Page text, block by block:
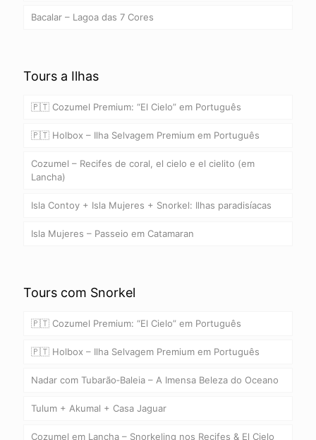
Bacalar – Lagoa das 7 Cores
Tours a Ilhas
🇵🇹 Cozumel Premium: “El Cielo” em Português
🇵🇹 Holbox – Ilha Selvagem Premium em Português
Cozumel – Recifes de coral, el cielo e el cielito (em
Lancha)
Isla Contoy + Isla Mujeres + Snorkel: Ilhas paradisíacas
Isla Mujeres – Passeio em Catamaran
Tours com Snorkel
🇵🇹 Cozumel Premium: “El Cielo” em Português
🇵🇹 Holbox – Ilha Selvagem Premium em Português
Nadar com Tubarão‑Baleia – A Imensa Beleza do Oceano
Tulum + Akumal + Casa Jaguar
Cozumel em Lancha – Snorkeling nos Recifes & El Cielo